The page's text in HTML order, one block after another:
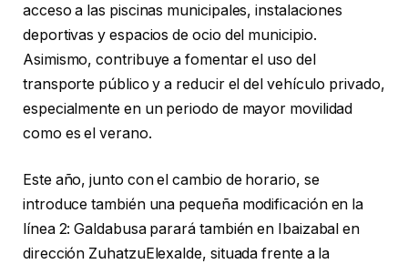
acceso a las piscinas municipales, instalaciones
deportivas y espacios de ocio del municipio.
Asimismo, contribuye a fomentar el uso del
transporte público y a reducir el del vehículo privado,
especialmente en un periodo de mayor movilidad
como es el verano.
Este año, junto con el cambio de horario, se
introduce también una pequeña modificación en la
línea 2: Galdabusa parará también en Ibaizabal en
dirección ZuhatzuElexalde, situada frente a la